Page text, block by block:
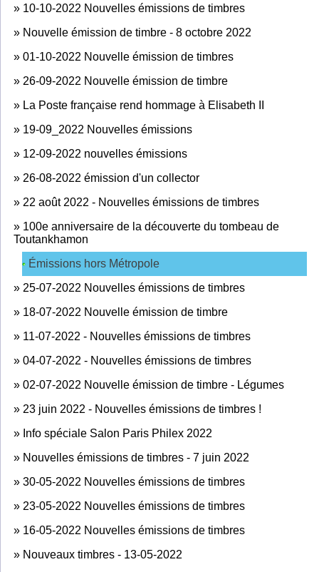
» 10-10-2022 Nouvelles émissions de timbres
» Nouvelle émission de timbre - 8 octobre 2022
» 01-10-2022 Nouvelle émission de timbres
» 26-09-2022 Nouvelle émission de timbre
» La Poste française rend hommage à Elisabeth II
» 19-09_2022 Nouvelles émissions
» 12-09-2022 nouvelles émissions
» 26-08-2022 émission d'un collector
» 22 août 2022 - Nouvelles émissions de timbres
» 100e anniversaire de la découverte du tombeau de
Toutankhamon
Émissions hors Métropole
» 25-07-2022 Nouvelles émissions de timbres
» 18-07-2022 Nouvelle émission de timbre
» 11-07-2022 - Nouvelles émissions de timbres
» 04-07-2022 - Nouvelles émissions de timbres
» 02-07-2022 Nouvelle émission de timbre - Légumes
» 23 juin 2022 - Nouvelles émissions de timbres !
» Info spéciale Salon Paris Philex 2022
» Nouvelles émissions de timbres - 7 juin 2022
» 30-05-2022 Nouvelles émissions de timbres
» 23-05-2022 Nouvelles émissions de timbres
» 16-05-2022 Nouvelles émissions de timbres
» Nouveaux timbres - 13-05-2022